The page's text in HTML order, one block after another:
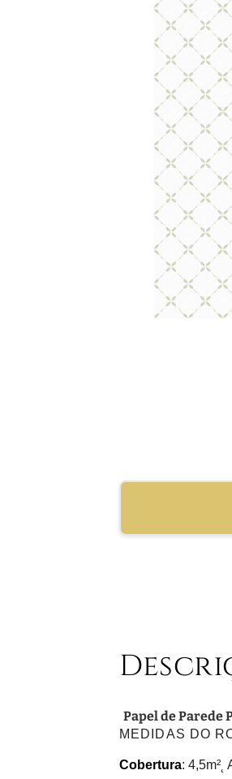
Papel de Parede
MEDIDAS DO
Cobertura: